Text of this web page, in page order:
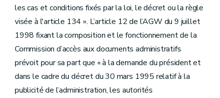
les cas et conditions fixés par la loi, le décret ou la règle
visée à l'article 134 ». L’article 12 de l’AGW du 9 juillet
1998 fixant la composition et le fonctionnement de la
Commission d’accès aux documents administratifs
prévoit pour sa part que « à la demande du président et
dans le cadre du décret du 30 mars 1995 relatif à la
publicité de l’administration, les autorités